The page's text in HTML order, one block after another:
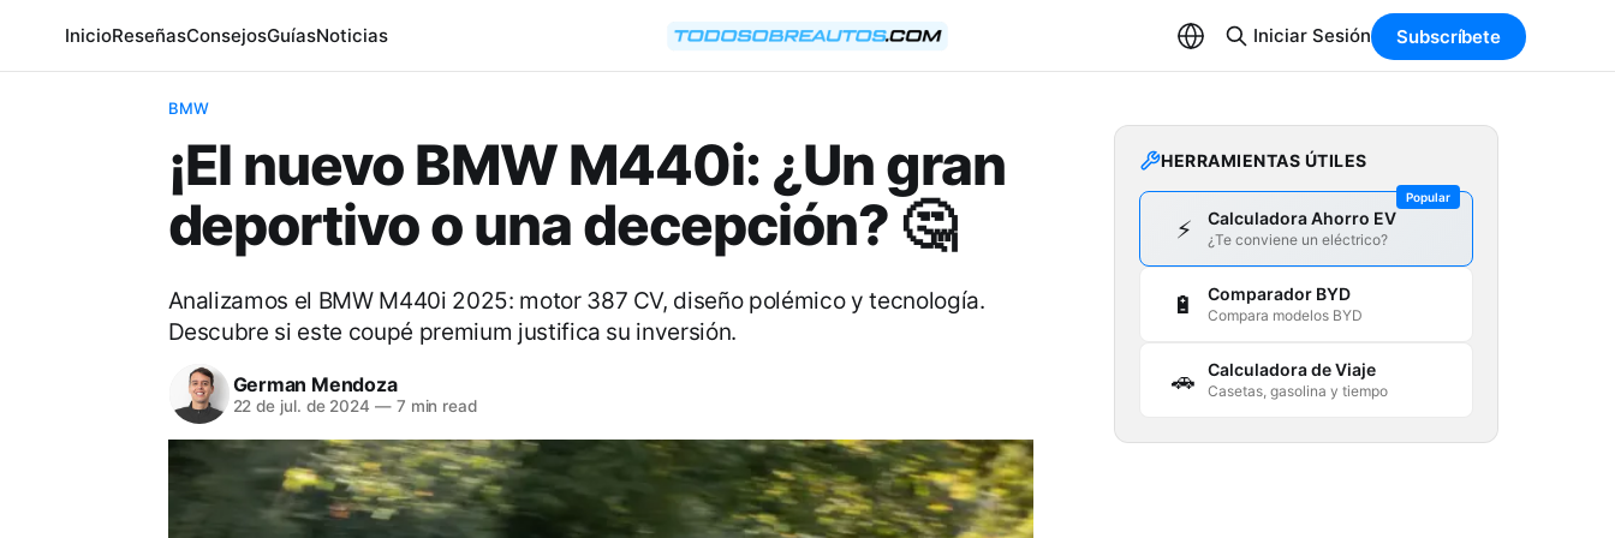
InicioReseñasConsejosGuíasNoticias Iniciar Sesión Subscríbete
BMW
¡El nuevo BMW M440i: ¿Un gran
deportivo o una decepción? 🤔
Analizamos el BMW M440i 2025: motor 387 CV, diseño polémico y tecnología.
Descubre si este coupé premium justifica su inversión.
German Mendoza
22 de jul. de 2024 —7 min read
HERRAMIENTAS ÚTILES
Popular
⚡ Calculadora Ahorro EV
¿Te conviene un eléctrico?
🔋 Comparador BYD
Compara modelos BYD
🚗 Calculadora de Viaje
Casetas, gasolina y tiempo